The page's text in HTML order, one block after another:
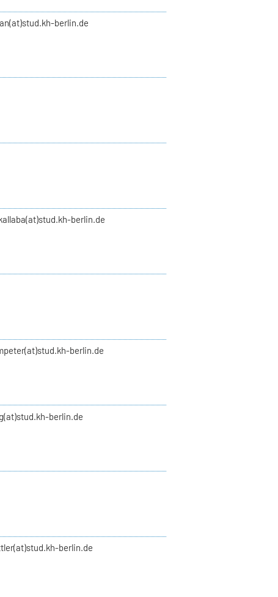
berlin.de
berlin.de
berlin.de
berlin.de
berlin.de